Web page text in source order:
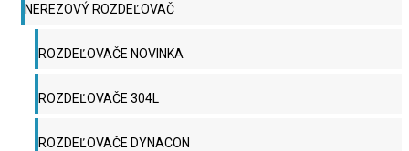
NEREZOVÝ ROZDEĽOVAČ
ROZDEĽOVAČE NOVINKA
ROZDEĽOVAČE 304L
ROZDEĽOVAČE DYNACON